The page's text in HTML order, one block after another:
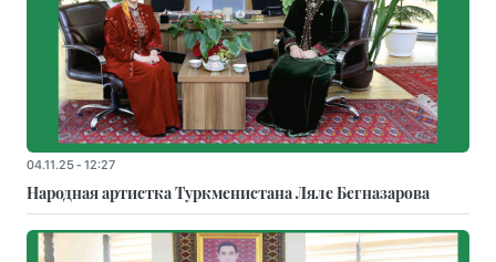
04.11.25 - 12:27
Народная артистка Туркменистана Ляле Бегназарова